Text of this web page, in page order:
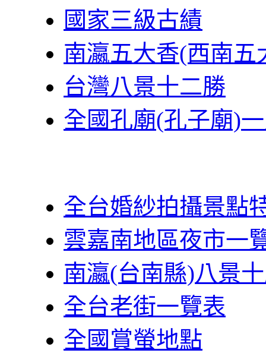
國家三級古績
南瀛五大香(西南五
台灣八景十二勝
全國孔廟(孔子廟)
全台婚紗拍攝景點
雲嘉南地區夜市一
南瀛(台南縣)八景
全台老街一覽表
全國賞螢地點